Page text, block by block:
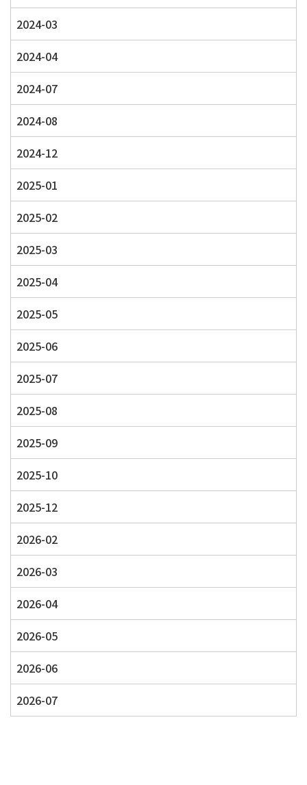
2024-03
2024-04
2024-07
2024-08
2024-12
2025-01
2025-02
2025-03
2025-04
2025-05
2025-06
2025-07
2025-08
2025-09
2025-10
2025-12
2026-02
2026-03
2026-04
2026-05
2026-06
2026-07